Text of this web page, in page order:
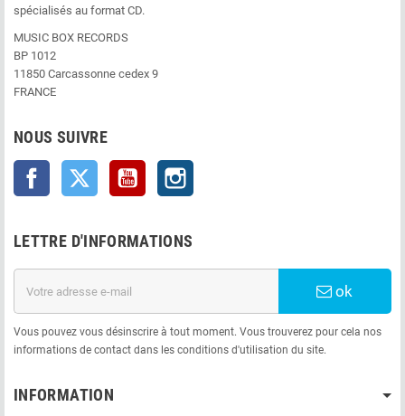
spécialisés au format CD.
MUSIC BOX RECORDS
BP 1012
11850 Carcassonne cedex 9
FRANCE
NOUS SUIVRE
Facebook Twitter YouTube
LETTRE D'INFORMATIONS
ok
Vous pouvez vous désinscrire à tout moment. Vous trouverez pour cela nos
informations de contact dans les conditions d'utilisation du site.
INFORMATION